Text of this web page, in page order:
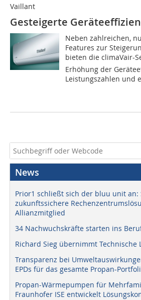
Vaillant
Gesteigerte
Neben zahlreichen,
Features zur
bieten die
Erhöhung der
Leistungszahlen und
News
Prior1 schließt sich der bluu unit an:
zukunftssichere
Allianzmitglied
34 Nachwuchskräfte starten ins
Richard Sieg übernimmt Technische
Transparenz bei
EPDs für das gesamte Propan-
Propan-Wärmepumpen für
Fraunhofer ISE entwickelt